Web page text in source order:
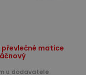
převlečné matice
u dodavatele